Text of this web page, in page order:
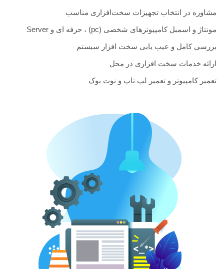
مشاوره در انتخاب تجهیزات سخت‌افزاری مناسب
مونتاژ و اسمبل کامپیوترهای شخصی (pc) ، حرفه ای و Server
بررسی کامل و عیب یابی سخت افزار سیستم
ارائه خدمات سخت افزاری در محل
تعمیر کامپیوتر و تعمیر لپ تاپ و نوت بوک